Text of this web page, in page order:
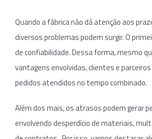
Quando a fábrica não dá atenção aos
diversos problemas podem surgir. O
de confiabilidade. Dessa forma, mesmo
vantagens envolvidas, clientes e
pedidos atendidos no tempo combinado.
Além dos mais, os atrasos podem gerar
envolvendo desperdício de materiais,